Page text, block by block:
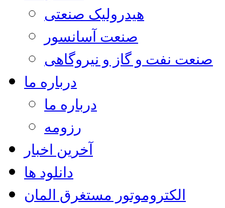
هیدرولیک صنعتی
صنعت آسانسور
صنعت نفت و گاز و نیروگاهی
درباره ما
درباره ما
رزومه
آخرین اخبار
دانلود ها
الکتروموتور مستغرق المان